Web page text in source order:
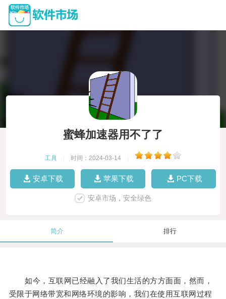
蜜蜂加速器用不了了
工具 时间：2024-03-14
安卓下载 苹果下载 PC下载
安卓市场，安全绿色
简介 排行
如今，互联网已经融入了我们生活的方方面面，然而，
受限于网络带宽和网络环境的影响，我们在使用互联网过程